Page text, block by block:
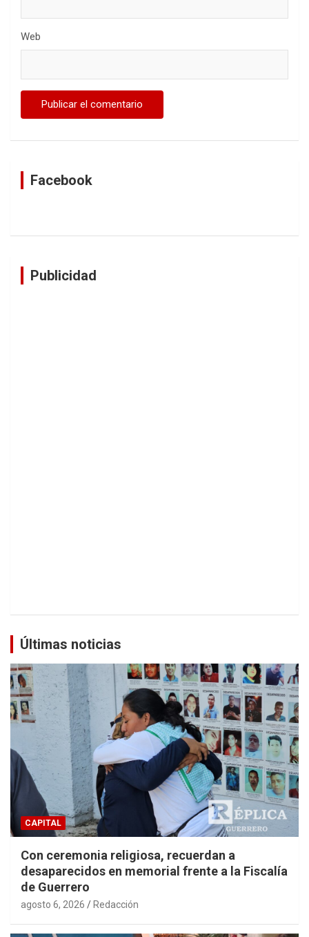
Web
Facebook
Publicidad
Últimas noticias
CAPITAL
Con ceremonia religiosa, recuerdan a
desaparecidos en memorial frente a la Fiscalía
de Guerrero
agosto 6, 2026 Redacción